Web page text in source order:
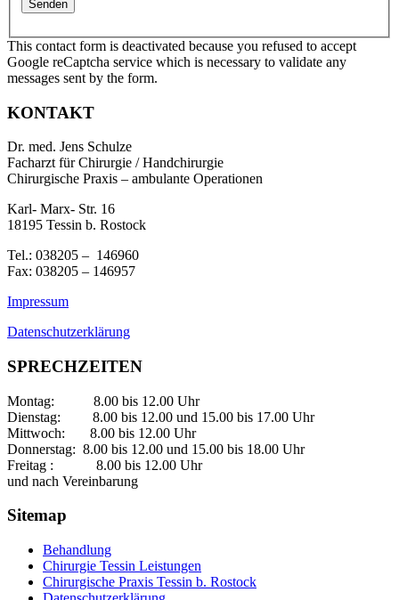
This contact form is deactivated because you refused to accept
Google reCaptcha service which is necessary to validate any
messages sent by the form.
KONTAKT
Dr. med. Jens Schulze
Facharzt für Chirurgie / Handchirurgie
Chirurgische Praxis – ambulante Operationen
Karl- Marx- Str. 16
18195 Tessin b. Rostock
Tel.: 038205 – 146960
Fax: 038205 – 146957
Impressum
Datenschutzerklärung
SPRECHZEITEN
Montag: 8.00 bis 12.00 Uhr
Dienstag: 8.00 bis 12.00 und 15.00 bis 17.00 Uhr
Mittwoch: 8.00 bis 12.00 Uhr
Donnerstag: 8.00 bis 12.00 und 15.00 bis 18.00 Uhr
Freitag : 8.00 bis 12.00 Uhr
und nach Vereinbarung
Sitemap
Behandlung
Chirurgie Tessin Leistungen
Chirurgische Praxis Tessin b. Rostock